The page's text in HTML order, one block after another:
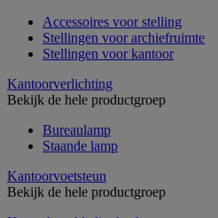
Accessoires voor stelling
Stellingen voor archiefruimte
Stellingen voor kantoor
Kantoorverlichting
Bekijk de hele productgroep
Bureaulamp
Staande lamp
Kantoorvoetsteun
Bekijk de hele productgroep